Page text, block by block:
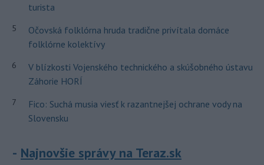
turista
5
Očovská folklórna hruda tradične privítala domáce
folklórne kolektívy
6
V blízkosti Vojenského technického a skúšobného ústavu
Záhorie HORÍ
7
Fico: Suchá musia viesť k razantnejšej ochrane vody na
Slovensku
Najnovšie správy na Teraz.sk